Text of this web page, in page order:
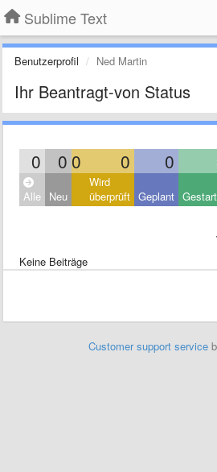
Sublime Text
Benutzerprofil Ned Martin
Ihr Beantragt-von Status
0 0 0 0 0
Alle Neu
Wird
überprüft Geplant
Keine Beiträge
Customer support service